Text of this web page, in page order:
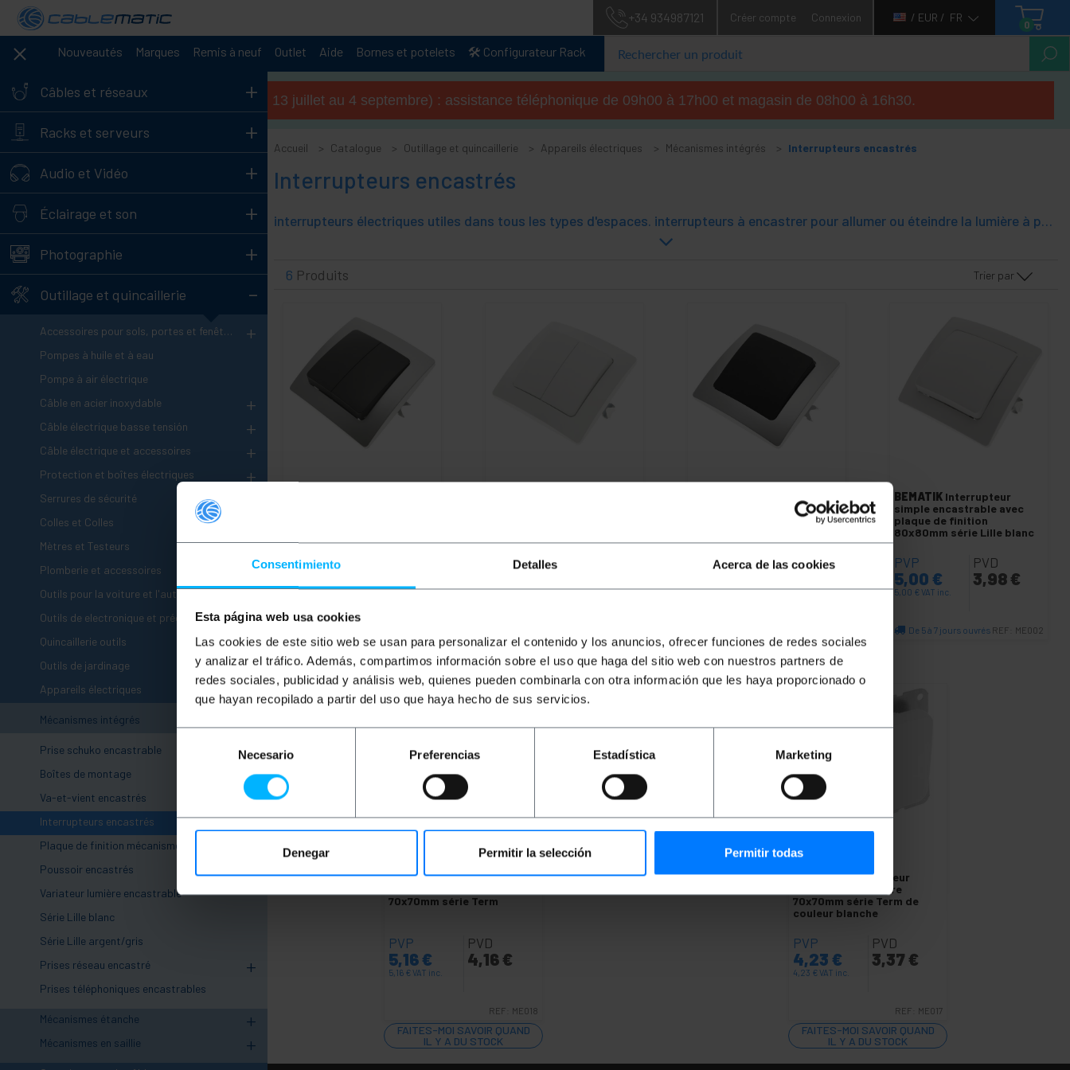
Consentimiento Detalles Acerca de las cookies
Esta página web usa cookies
Las cookies de este sitio web se usan para personalizar el contenido y los anuncios, ofrecer funciones de redes sociales
y analizar el tráfico. Además, compartimos información sobre el uso que haga del sitio web con nuestros partners de
redes sociales, publicidad y análisis web, quienes pueden combinarla con otra información que les haya proporcionado o
que hayan recopilado a partir del uso que haya hecho de sus servicios.
consentimiento
Necesario Preferencias Estadística Marketing
Denegar Permitir la selección Permitir todas
+34 934987121 Créer compte Connexion / EUR / FR
0
Nouveautés Marques Remis à neuf Outlet Aide Bornes et potelets 🛠️ Configurateur Rack
Câbles et réseaux +
Racks et serveurs +
Audio et Vidéo +
Éclairage et son +
Photographie +
Outillage et quincaillerie -
Accessoires pour sols, portes et fenêtres +
Pompes à huile et à eau
Pompe à air électrique
Câble en acier inoxydable
+
Câble électrique basse tensión +
Câble électrique et accessoires +
Protection et boîtes électriques +
Serrures de sécurité
Colles et Colles
Mètres et Testeurs
+
Plomberie et accessoires +
Outils pour la voiture et l'automobile +
Outils de electronique et précision +
Quincaillerie outils +
Outils de jardinage +
Appareils électriques -
Mécanismes intégrés -
Prise schuko encastrable
Boîtes de montage
Va-et-vient encastrés
Interrupteurs encastrés
Plaque de finition mécanisme
Poussoir encastrés
Variateur lumière encastrable
Série Lille blanc
Série Lille argent/gris
Prises réseau encastré
+
Prises téléphoniques encastrables
Mécanismes étanche +
Mécanismes en saillie +
Horaires d'été (du 13 juillet au 4 septembre) : assistance téléphonique de 09h00 à 17h00 et magasin de 08h00 à 16h30.
Accueil Catalogue Outillage et quincaillerie Appareils électriques Mécanismes intégrés Interrupteurs encastrés
Interrupteurs encastrés
interrupteurs électriques utiles dans tous les types d'espaces. interrupteurs à encastrer pour allumer ou éteindre la lumière à partir d'un seul point.
6 Produits Trier par
et gris
PVP
5,74€VAT inc.
Quantité
PVP
5,15€VAT inc.
Quantité
simple encastrable avec
et gris
PVP
5,74€VAT inc.
PVD
Quantité
BEMATIK Interrupteur
simple encastrable avec
plaque de finition
80x80mm série Lille blanc
PVP
5,00 €
5,00 €VAT inc.
PVD
3,98 €
De 5 à 7 jours ouvrés REF: ME002
BEMATIKInterrupteur
70x70mm série Term
PVP
5,16€
5,16 €VAT inc.
PVD
4,16 €
REF: ME018
FAITES-MOI SAVOIR QUAND
IL Y A DU STOCK
INDISPONIBLE
BEMATIKInterrupteur
encastré sans cadre
70x70mm série Term de
couleur blanche
PVP
4,23€
4,23 €VAT inc.
PVD
3,37 €
REF: ME017
FAITES-MOI SAVOIR QUAND
IL Y A DU STOCK